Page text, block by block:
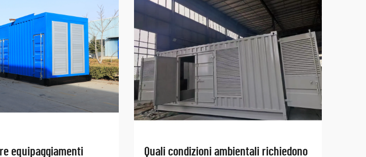
equipaggiamenti Quali condizioni ambientali richiedono